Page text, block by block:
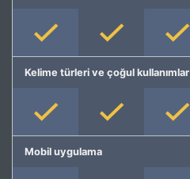
Kelime türleri ve çoğul kullanımlar
Mobil uygulama